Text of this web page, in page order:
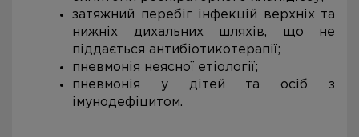
затяжний перебіг інфекцій верхніх та
нижніх дихальних шляхів, що не
піддається антибіотикотерапії;
пневмонія неясної етіології;
пневмонія у дітей та осіб з
імунодефіцитом.